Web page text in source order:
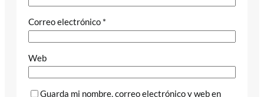
Correo electrónico *
Web
Guarda mi nombre, correo electrónico y web en